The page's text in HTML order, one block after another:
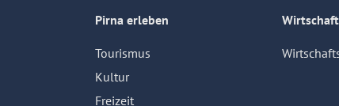
Pirna erleben
Tourismus
Kultur
Freizeit
Wirtschaft